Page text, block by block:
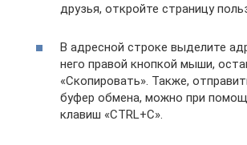
друзья, откройте страницу
В адресной строке выделите
него правой кнопкой мыши,
«Скопировать». Также,
буфер обмена, можно при
клавиш «CTRL+C».